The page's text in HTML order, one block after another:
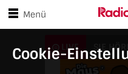
Cookie-
Zum Hauptinhalt springen
Player-Steuerungen springen
Menü
WDR - Die Maus
LIVE SIE